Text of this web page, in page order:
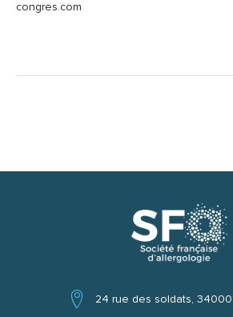
congres.com
24 rue des soldats,